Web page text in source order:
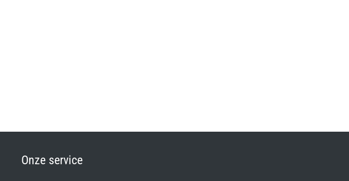
Onze service